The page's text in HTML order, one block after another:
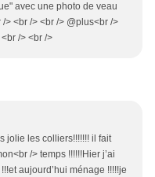
avec une photo de veau
> <br /> <br /> @plus<br />
/> <br />
jolie les colliers!!!!!!! il fait
/> temps !!!!!!Hier j’ai
aujourd’hui ménage !!!!!je